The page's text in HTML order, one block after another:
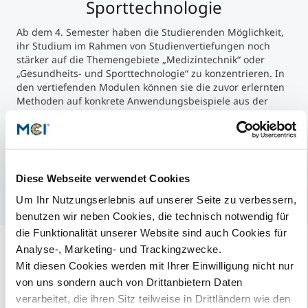
Diese Webseite verwendet Cookies
Um Ihr Nutzungserlebnis auf unserer Seite zu verbessern,
benutzen wir neben Cookies, die technisch notwendig für
die Funktionalität unserer Website sind auch Cookies für
Analyse-, Marketing- und Trackingzwecke.
Mit diesen Cookies werden mit Ihrer Einwilligung nicht nur
von uns sondern auch von Drittanbietern Daten
verarbeitet, die ihren Sitz teilweise in Drittländern wie den
Society
Diese Wahlfächer bieten Ihnen die Möglichkeit, Ihre
eigenen Interessen zu vertiefen und Ihren Horizont
zu erweitern. Betreten Sie gemeinsam mit uns eine
Welt des Lernens, Entdeckens und Wachsens! Mehr
Informationen finden Siehier.
Sporttechnologie
Ab dem 4. Semester haben die Studierenden Möglichkeit,
ihr Studium im Rahmen von Studienvertiefungen noch
stärker auf die Themengebiete „Medizintechnik“ oder
„Gesundheits- und Sporttechnologie“ zu konzentrieren. In
den vertiefenden Modulen können sie die zuvor erlernten
Methoden auf konkrete Anwendungsbeispiele aus der
Studienvertiefung der Gesundheits- & Sporttechnologie
Analyseverfahren im Sport.
Internationalität
Internationalität ist ein zentraler Bestandteil jedes MCI-
Studiums. Dies zeigt sich in der Vielfalt von Lehrenden und